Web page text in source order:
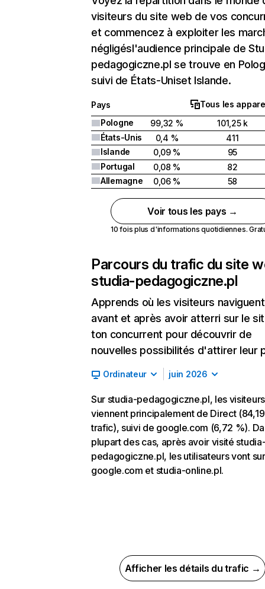
visiteurs du site web de vos
et commencez à exploiter les
négligésl'audience principale de
pedagogiczne.pl se trouve en
suivi de États-Uniset Islande.
Pays
Tous les
Pologne
99,32 %
101,25 k
États-Unis
0,4 %
411
Islande
0,09 %
95
Portugal
0,08 %
82
Allemagne
0,06 % 58
Voir tous les pays →
10 fois plus d'informations quotidiennes.
Parcours du trafic du site
studia-pedagogiczne.pl
Apprends où les visiteurs naviguent
avant et après avoir atterri sur le
ton concurrent pour découvrir de
nouvelles possibilités d'attirer leur
Ordinateur juin 2026
Sur studia-pedagogiczne.pl, les visiteurs
viennent principalement de Direct
trafic), suivi de google.com (6,72 %).
plupart des cas, après avoir visité
pedagogiczne.pl, les utilisateurs vont sur
google.com et studia-online.pl.
Afficher les détails du trafic →